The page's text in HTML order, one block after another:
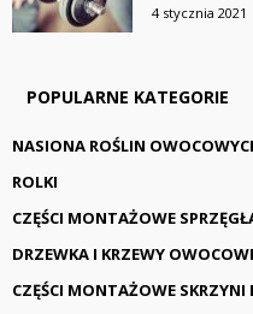
4 stycznia 2021
POPULARNE KATEGORIE
NASIONA ROŚLIN
ROLKI
CZĘŚCI MONTAŻOWE
DRZEWKA I KRZEWY
CZĘŚCI MONTAŻOWE SKRZYNI